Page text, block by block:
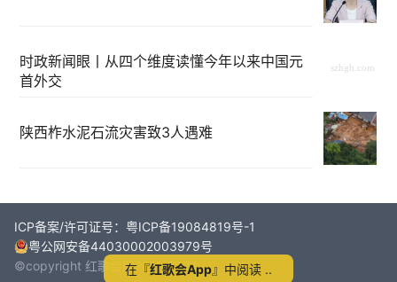
时政新闻眼丨从四个维度读懂今年以来中国元
首外交
陕西柞水泥石流灾害致3人遇难
ICP备案/许可证号：粤ICP备19084819号-1
粤公网安备44030002003979号
©copyright 红歌会网2011-2024
在『红歌会App』中阅读 ..